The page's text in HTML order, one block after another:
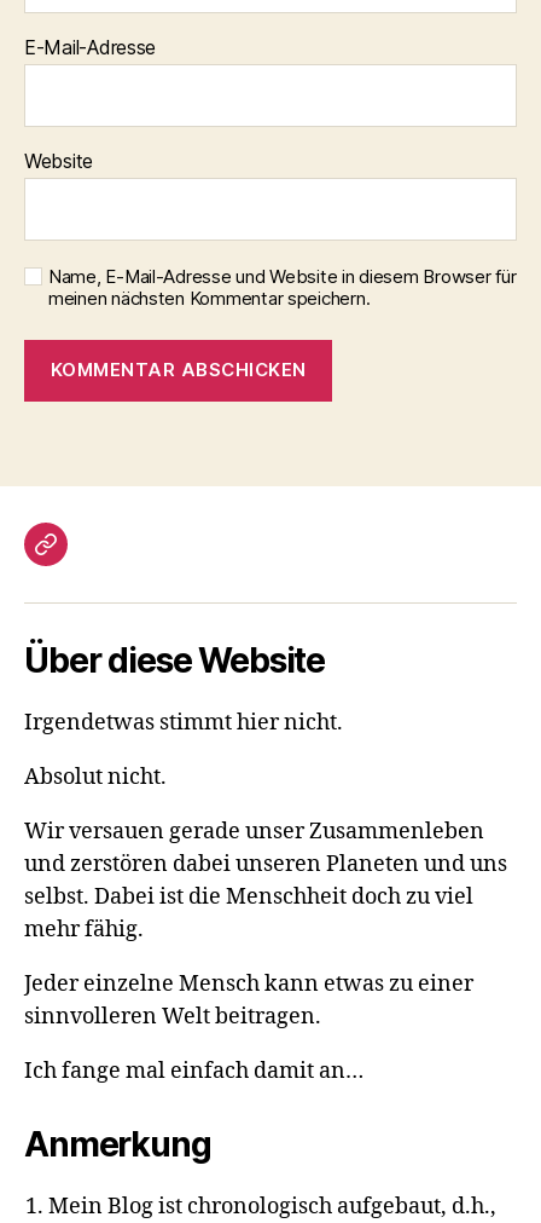
E-Mail-Adresse
Website
Name, E-Mail-Adresse und Website in diesem Browser für
meinen nächsten Kommentar speichern.
Gästebuch
Über diese Website
Irgendetwas stimmt hier nicht.
Absolut nicht.
Wir versauen gerade unser Zusammenleben
und zerstören dabei unseren Planeten und uns
selbst. Dabei ist die Menschheit doch zu viel
mehr fähig.
Jeder einzelne Mensch kann etwas zu einer
sinnvolleren Welt beitragen.
Ich fange mal einfach damit an…
Anmerkung
Mein Blog ist chronologisch aufgebaut, d.h.,